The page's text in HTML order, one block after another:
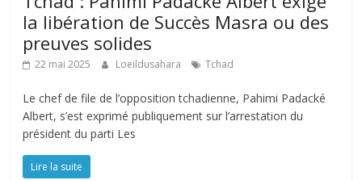
la libération de Succès Masra ou des
preuves solides
22 mai 2025 Loeildusahara Tchad
Le chef de file de l’opposition tchadienne, Pahimi Padacké
Albert, s’est exprimé publiquement sur l’arrestation du
président du parti Les
Lire la suite